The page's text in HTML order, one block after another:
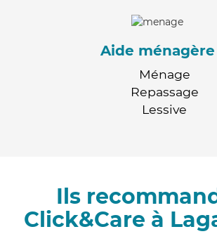
Aide ménagère
Ménage
Repassage
Lessive
Ils
Click&Care à